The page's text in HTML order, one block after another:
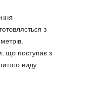
з
що поступає з
виду